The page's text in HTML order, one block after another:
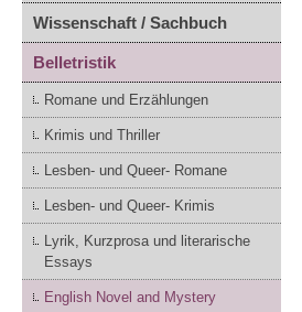
Wissenschaft / Sachbuch
Belletristik
Romane und Erzählungen
Krimis und Thriller
Lesben- und Queer- Romane
Lesben- und Queer- Krimis
Lyrik, Kurzprosa und literarische
Essays
English Novel and Mystery